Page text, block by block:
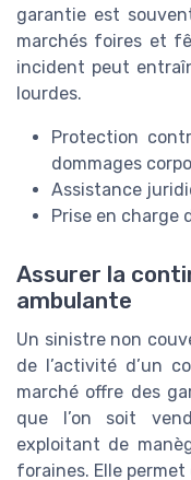
garantie est
marchés foires et
incident peut
lourdes.
Protection
dommages
Assistance
Prise en charge
Assurer la
ambulante
Un sinistre non
de l’activité d’un
marché offre des
que l’on soit
exploitant de
foraines. Elle